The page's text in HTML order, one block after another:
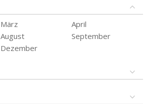
März
April
August
September
Dezember